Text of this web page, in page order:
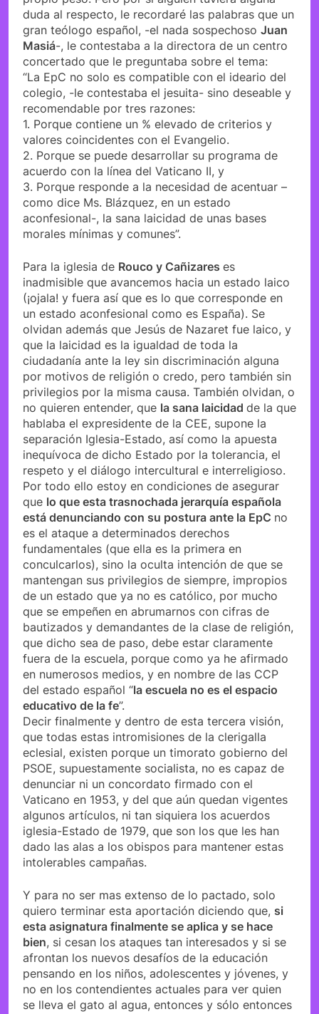
duda al respecto, le recordaré las palabras que un
gran teólogo español, -el nada sospechoso Juan
Masiá-, le contestaba a la directora de un centro
concertado que le preguntaba sobre el tema:
“La EpC no solo es compatible con el ideario del
colegio, -le contestaba el jesuita- sino deseable y
recomendable por tres razones:
1. Porque contiene un % elevado de criterios y
valores coincidentes con el Evangelio.
2. Porque se puede desarrollar su programa de
acuerdo con la línea del Vaticano II, y
3. Porque responde a la necesidad de acentuar –
como dice Ms. Blázquez, en un estado
aconfesional-, la sana laicidad de unas bases
morales mínimas y comunes”.
Para la iglesia de Rouco y Cañizares es
inadmisible que avancemos hacia un estado laico
(¡ojala! y fuera así que es lo que corresponde en
un estado aconfesional como es España). Se
olvidan además que Jesús de Nazaret fue laico, y
que la laicidad es la igualdad de toda la
ciudadanía ante la ley sin discriminación alguna
por motivos de religión o credo, pero también sin
privilegios por la misma causa. También olvidan, o
no quieren entender, que la sana laicidad de la que
hablaba el expresidente de la CEE, supone la
separación Iglesia-Estado, así como la apuesta
inequívoca de dicho Estado por la tolerancia, el
respeto y el diálogo intercultural e interreligioso.
Por todo ello estoy en condiciones de asegurar
que lo que esta trasnochada jerarquía española
está denunciando con su postura ante la EpC no
es el ataque a determinados derechos
fundamentales (que ella es la primera en
conculcarlos), sino la oculta intención de que se
mantengan sus privilegios de siempre, impropios
de un estado que ya no es católico, por mucho
que se empeñen en abrumarnos con cifras de
bautizados y demandantes de la clase de religión,
que dicho sea de paso, debe estar claramente
fuera de la escuela, porque como ya he afirmado
en numerosos medios, y en nombre de las CCP
del estado español “la escuela no es el espacio
educativo de la fe”.
Decir finalmente y dentro de esta tercera visión,
que todas estas intromisiones de la clerigalla
eclesial, existen porque un timorato gobierno del
PSOE, supuestamente socialista, no es capaz de
denunciar ni un concordato firmado con el
Vaticano en 1953, y del que aún quedan vigentes
algunos artículos, ni tan siquiera los acuerdos
iglesia-Estado de 1979, que son los que les han
dado las alas a los obispos para mantener estas
intolerables campañas.
Y para no ser mas extenso de lo pactado, solo
quiero terminar esta aportación diciendo que, si
esta asignatura finalmente se aplica y se hace
bien, si cesan los ataques tan interesados y si se
afrontan los nuevos desafíos de la educación
pensando en los niños, adolescentes y jóvenes, y
no en los contendientes actuales para ver quien
se lleva el gato al agua, entonces y sólo entonces